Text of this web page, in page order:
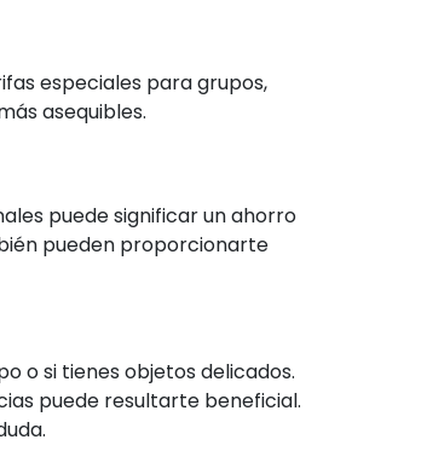
especiales para grupos,
asequibles.
puede significar un ahorro
pueden proporcionarte
o si tienes objetos delicados.
puede resultarte beneficial.